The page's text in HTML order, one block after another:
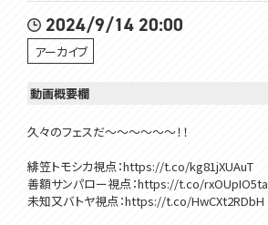
2024/9/14 20:00
アーカイブ
動画概要欄
久々のフェスだ～～～～～～！！
緋笠トモシカ視点：https://t.co/kg81jXUAuT
善額サンパロー視点：https://t.co/rxOUpIO5ta
未知又バトヤ視点：https://t.co/HwCXt2RDbH